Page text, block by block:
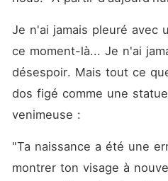
Je n'ai jamais pleuré avec
ce moment-là... Je n'ai
désespoir. Mais tout ce
dos figé comme une
venimeuse :
"Ta naissance a été une
montrer ton visage à